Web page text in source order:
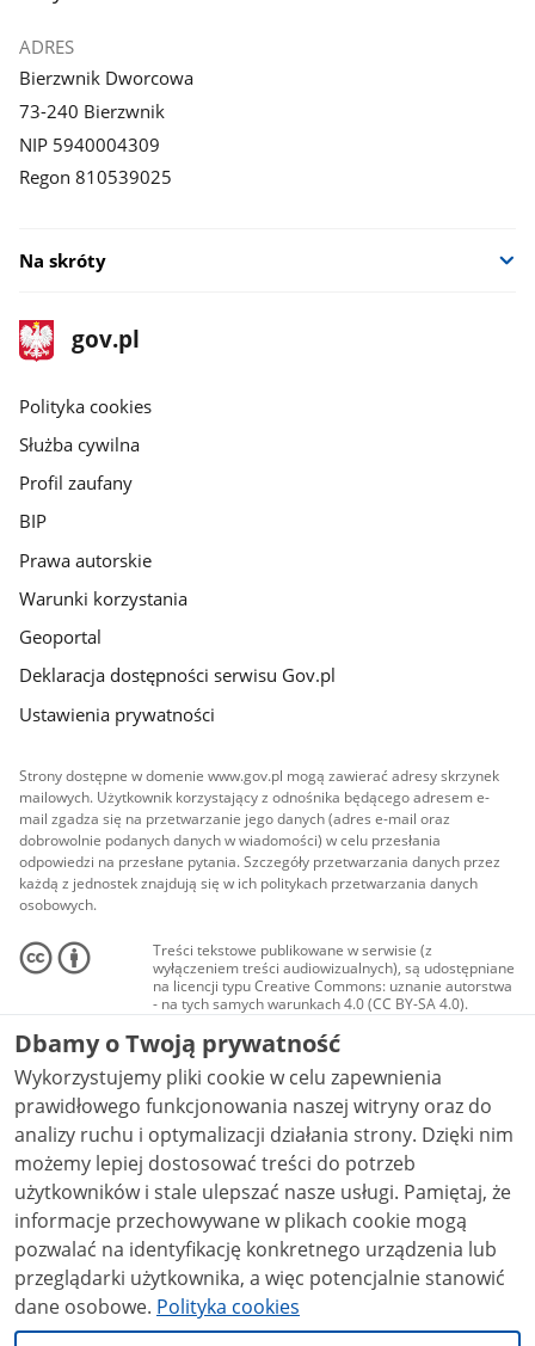
ADRES
Bierzwnik Dworcowa
73-240 Bierzwnik
NIP 5940004309
Regon 810539025
Na skróty
stopka
gov.pl
Strona
gov.pl
gov.pl
Polityka cookies
Służba cywilna
Profil zaufany
BIP
Prawa autorskie
Warunki korzystania
Geoportal
Deklaracja dostępności serwisu Gov.pl
Ustawienia prywatności
Strony dostępne w domenie www.gov.pl mogą zawierać adresy skrzynek
mailowych. Użytkownik korzystający z odnośnika będącego adresem e-
mail zgadza się na przetwarzanie jego danych (adres e-mail oraz
dobrowolnie podanych danych w wiadomości) w celu przesłania
odpowiedzi na przesłane pytania. Szczegóły przetwarzania danych przez
każdą z jednostek znajdują się w ich politykach przetwarzania danych
osobowych.
Treści tekstowe publikowane w serwisie (z
wyłączeniem treści audiowizualnych), są udostępniane
na licencji typu Creative Commons: uznanie autorstwa
- na tych samych warunkach 4.0 (CC BY-SA 4.0).
Materiały audiowizualne, w tym zdjęcia, materiały
audio i wideo, są udostępniane na licencji typu
Creative Commons: uznanie autorstwa użycie
niekomercyjne - bez utworów zależnych 4.0 (CC BY-
NC-ND 4.0), o ile nie jest to stwierdzone inaczej.
Dbamy o Twoją prywatność
Wykorzystujemy pliki cookie w celu zapewnienia
prawidłowego funkcjonowania naszej witryny oraz do
analizy ruchu i optymalizacji działania strony. Dzięki nim
możemy lepiej dostosować treści do potrzeb
użytkowników i stale ulepszać nasze usługi. Pamiętaj, że
informacje przechowywane w plikach cookie mogą
pozwalać na identyfikację konkretnego urządzenia lub
przeglądarki użytkownika, a więc potencjalnie stanowić
dane osobowe. Polityka cookies